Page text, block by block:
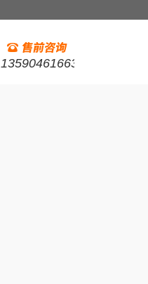
13590461663